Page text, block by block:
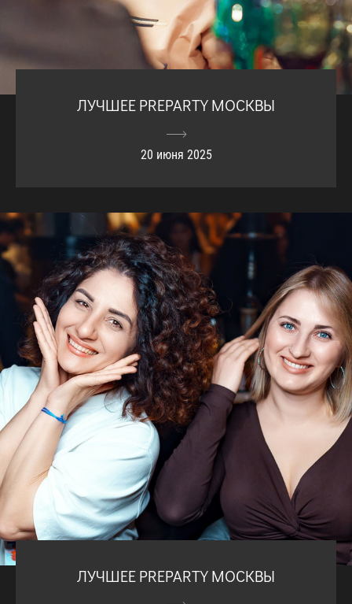
ЛУЧШЕЕ PREPARTY МОСКВЫ
20 июня 2025
ЛУЧШЕЕ PREPARTY МОСКВЫ